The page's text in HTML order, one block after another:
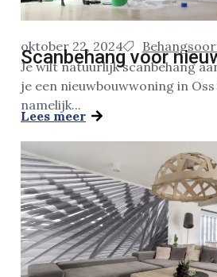
oktober 22, 2024
Scanbehang voor
Je wilt natuurlijk scanbehang
je een nieuwbouwwoning in
namelijk...
Lees meer